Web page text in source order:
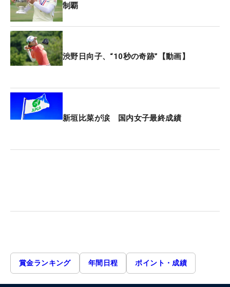
制覇
渋野日向子、“10秒の奇跡”【動画】
新垣比菜が涙 国内女子最終成績
賞金ランキング 年間日程 ポイント・成績